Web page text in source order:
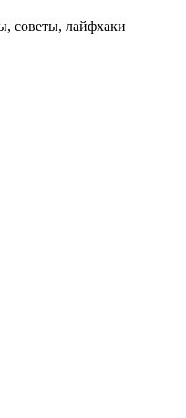
советы, лайфхаки